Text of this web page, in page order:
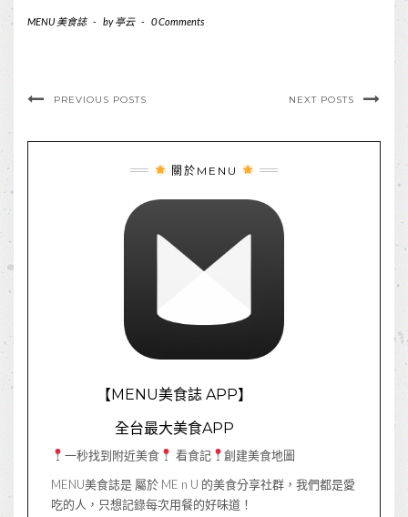
MENU 美食誌 - by亭云 - 0 Comments
PREVIOUS POSTS NEXT POSTS
關於MENU
【MENU美食誌 APP】
全台最大美食APP
一秒找到附近美食 看食記
創建美食地圖
MENU美食誌是 屬於 ME n U 的美食分享社群，我們都是愛
吃的人，只想記錄每次用餐的好味道！